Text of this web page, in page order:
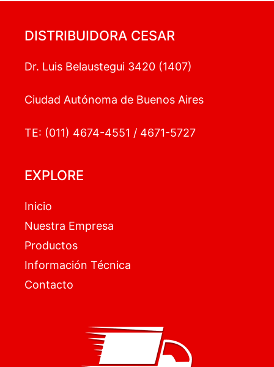
DISTRIBUIDORA CESAR
Dr. Luis Belaustegui 3420 (1407)
Ciudad Autónoma de Buenos Aires
TE: (011) 4674-4551 / 4671-5727
EXPLORE
Inicio
Nuestra Empresa
Productos
Información Técnica
Contacto